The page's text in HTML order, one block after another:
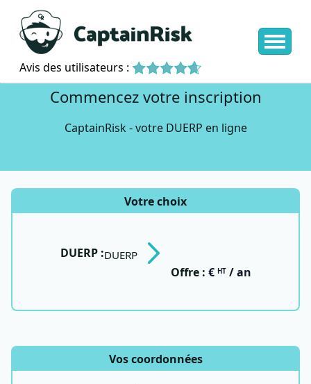
Avis des utilisateurs :
Commencez votre inscription
CaptainRisk - votre DUERP en ligne
Votre choix
DUERP :DUERP
Offre : € HT/ an
Vos coordonnées